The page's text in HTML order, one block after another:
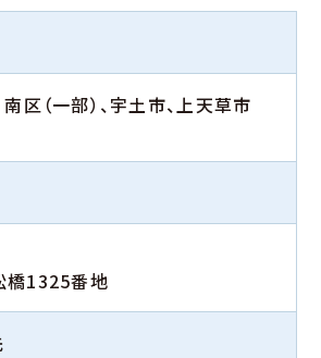
区（一部）、宇土市、上天草市
橋1325番地